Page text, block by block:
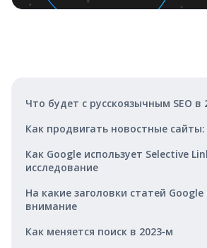
Что будет с русскоязычным SEO в
Как продвигать новостные
Как Google использует Selective
исследование
На какие заголовки статей
внимание
Как меняется поиск в 2023‑м